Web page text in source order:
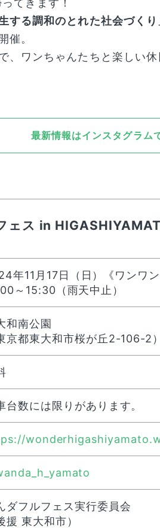
する調和のとれた社会づく
催。
、ワンちゃんたちと楽しい
最新情報はインスタグラム
ェス in
年11月17日（日）《ワンワン
～15:30（雨天中止）
和南公園
京都東大和市桜が丘2-106-2）
台数には限りがあります。
ダフルフェス実行委員会
援 東大和市）